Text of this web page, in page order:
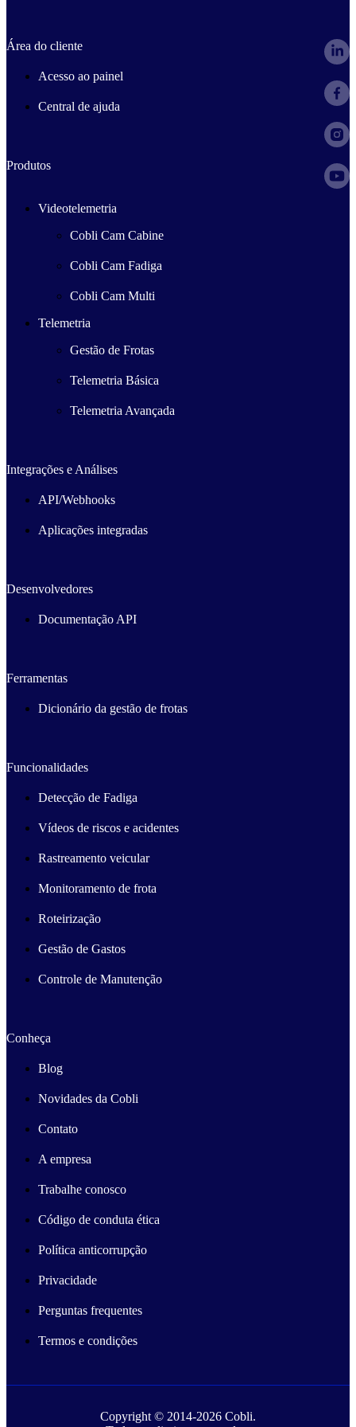
Área do cliente
Acesso ao painel
Central de ajuda
Produtos
Videotelemetria
Cobli Cam Cabine
Cobli Cam Fadiga
Cobli Cam Multi
Telemetria
Gestão de Frotas
Telemetria Básica
Telemetria Avançada
Integrações e Análises
API/Webhooks
Aplicações integradas
Desenvolvedores
Documentação API
Ferramentas
Dicionário da gestão de frotas
Funcionalidades
Detecção de Fadiga
Vídeos de riscos e acidentes
Rastreamento veicular
Monitoramento de frota
Roteirização
Gestão de Gastos
Controle de Manutenção
Conheça
Blog
Novidades da Cobli
Contato
A empresa
Trabalhe conosco
Código de conduta ética
Política anticorrupção
Privacidade
Perguntas frequentes
Termos e condições
Copyright © 2014-2026 Cobli.